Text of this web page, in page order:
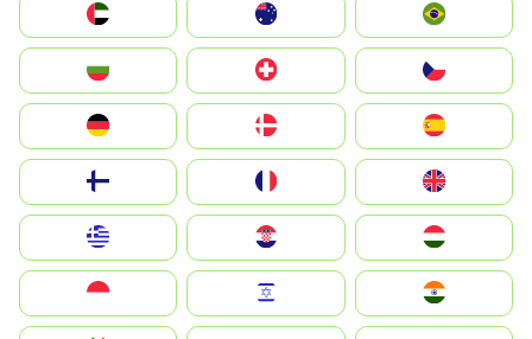
الإمارات العربية المتحدة
Switzerland
Deutschland
United Kingdom
Magyarország